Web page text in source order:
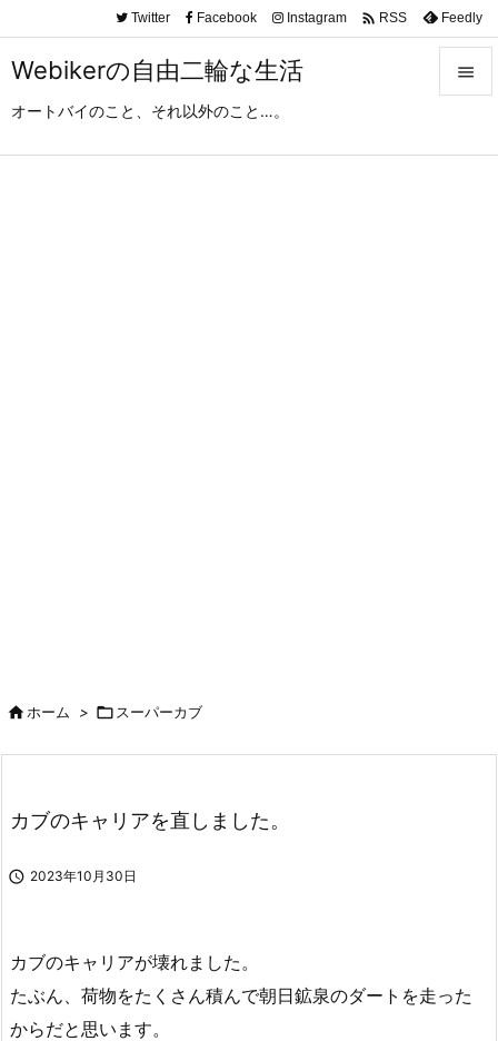
Webikerの自由二輪な生活
オートバイのこと、それ以外のこと…。

Twitter Facebook Instagram  RSS Feedly
ホーム >  スーパーカブ
カブのキャリアを直しました。
 2023年10月30日
カブのキャリアが壊れました。
たぶん、荷物をたくさん積んで朝日鉱泉のダートを走った
からだと思います。